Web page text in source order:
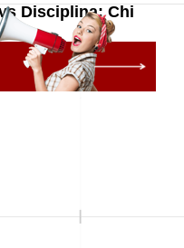
Disciplina: Chi